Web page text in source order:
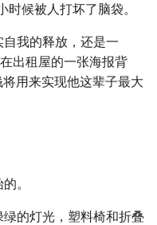
时候被人打坏了脑袋。
我的释放，还是一
出租屋的一张海报背
用来实现他这辈子最大
。
的灯光，塑料椅和折叠